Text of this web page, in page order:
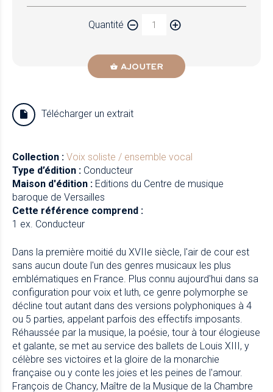
Quantité
AJOUTER
Télécharger un extrait
Collection : Voix soliste / ensemble vocal
Type d’édition : Conducteur
Maison d'édition : Editions du Centre de musique
baroque de Versailles
Cette référence comprend :
1 ex. Conducteur
Dans la première moitié du XVIIe siècle, l'air de cour est
sans aucun doute l'un des genres musicaux les plus
emblématiques en France. Plus connu aujourd'hui dans sa
configuration pour voix et luth, ce genre polymorphe se
décline tout autant dans des versions polyphoniques à 4
ou 5 parties, appelant parfois des effectifs imposants.
Réhaussée par la musique, la poésie, tour à tour élogieuse
et galante, se met au service des ballets de Louis XIII, y
célèbre ses victoires et la gloire de la monarchie
française ou y conte les joies et les peines de l'amour.
François de Chancy, Maître de la Musique de la Chambre